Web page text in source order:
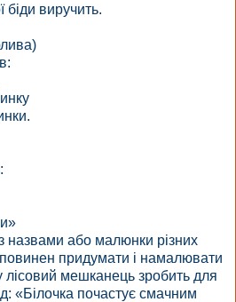
біди виручить.
назвами або малюнки різних
придумати і намалювати
лісовий мешканець зробить для
«Білочка почастує смачним